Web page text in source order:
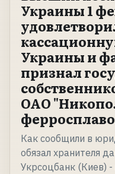
Украины 1
Украины и
признал
ОАО
Как сообщили в
обязал хранителя
Укрсоцбанк (Киев) -